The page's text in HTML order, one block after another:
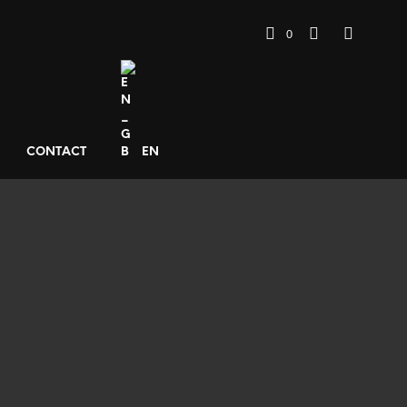
CONTACT EN
0